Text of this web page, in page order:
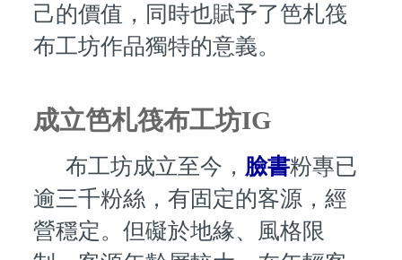
己的價值，同時也賦予了笆札筏
布工坊作品獨特的意義。
成立笆札筏布工坊IG
布工坊成立至今， 臉書粉專已
逾三千粉絲，有固定的客源，經
營穩定。但礙於地緣、風格限